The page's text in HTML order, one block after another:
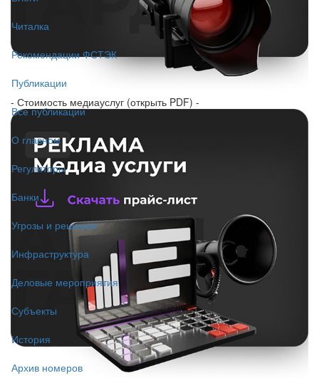
Читалка
Рекомендации ФСТЭК
Публикации
Все публикации
О главном
Регуляторы
Банки
Угрозы и решения
Инфраструктура
Деловые мероприятия
Субъекты
История
Архив номеров
- Стоимость медиауслуг (открыть PDF) -